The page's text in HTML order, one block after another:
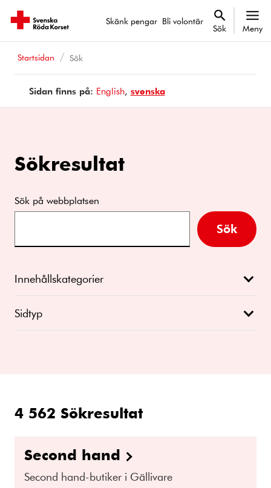
Skänk pengar Bli volontär
Sök Meny
Startsidan Sök
Sidan finns på: Page
English Sidan
svenska
Sökresultat
Sök på webbplatsen
Sök
Innehållskategorier
Sidtyp
4 562 Sökresultat
Second hand
Second hand-butiker i Gällivare